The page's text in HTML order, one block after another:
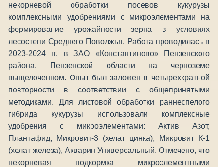
некорневой обработки посевов кукурузы
комплексными удобрениями с микроэлементами на
формирование урожайности зерна в условиях
лесостепи Среднего Поволжья. Работа проводилась в
2023-2024 гг. в ЗАО «Константиново» Пензенского
района, Пензенской области на черноземе
выщелоченном. Опыт был заложен в четырехкратной
повторности в соответствии с общепринятыми
методиками. Для листовой обработки раннеспелого
гибрида кукурузы использовали комплексные
удобрения с микроэлементами: Актив Азот,
Плантафид, Микровит-3 (хелат цинка), Микровит К-1
(хелат железа), Акварин Универсальный. Отмечено, что
некорневая подкормка микроэлементными